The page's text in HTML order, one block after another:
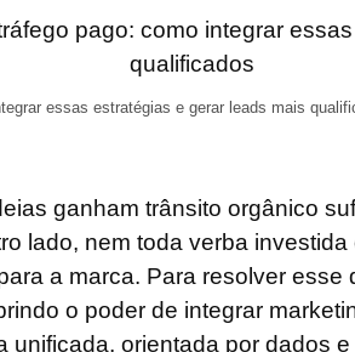
essas estratégias e gerar leads mais
ganham trânsito orgânico
lado, nem toda verba
a marca. Para resolver esse
o poder de integrar
unificada, orientada por dados